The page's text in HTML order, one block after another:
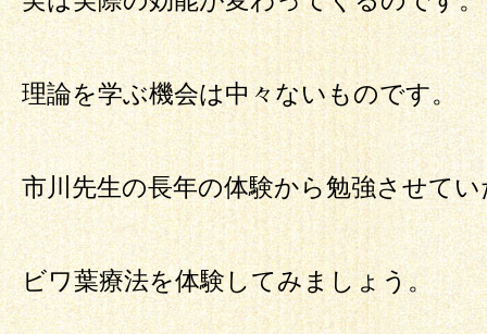
理論を学ぶ機会は中々ないものです。
市川先生の長年の体験から勉強させて
ビワ葉療法を体験してみましょう。